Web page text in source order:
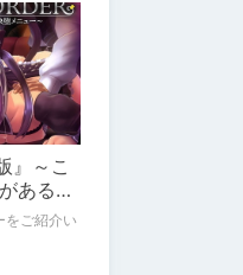
』～こ
あるだ
をご紹介い